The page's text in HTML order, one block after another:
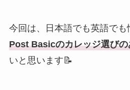
今回は、日本語でも英語でも
Post Basicのカレッジ選びの
いと思います📝